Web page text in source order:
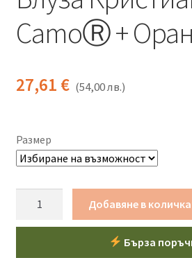
CamoⓇ +
27,61 € (54,00лв.)
Размер
Блуза
Добавяне в
Бърза